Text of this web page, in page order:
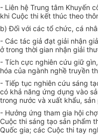
- Liên hệ Trung tâm Khuyến
khi Cuộc thi kết thúc theo
b) Đối với các tổ chức, cá
- Các tác giả đạt giải nhận
ở trong thời gian nhận giải
- Tích cực nghiên cứu giữ
hóa của ngành nghề truyền
- Tiếp tục nghiên cứu sáng
có khả năng ứng dụng vào
trong nước và xuất khẩu, sản
- Hưởng ứng tham gia hội
Cuộc thi sáng tạo sản phẩm
Quốc gia; các Cuộc thi tay